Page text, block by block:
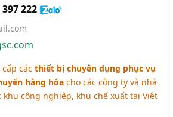
222
các thiết bị chuyên dụng phục vụ
hàng hóa cho các công ty và nhà
khu công nghiệp, khu chế xuất tại Việt